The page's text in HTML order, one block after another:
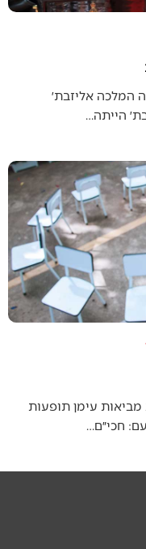
המלכה אליזבת׳
עימן תופעות
חכי״ם…